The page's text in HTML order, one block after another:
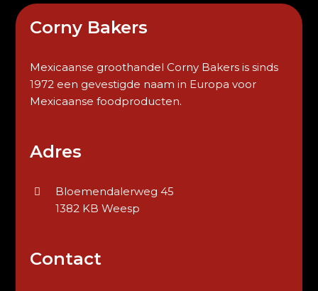
Corny Bakers
Mexicaanse groothandel Corny Bakers is sinds
1972 een gevestigde naam in Europa voor
Mexicaanse foodproducten.
Adres
Bloemendalerweg 45
1382 KB Weesp
Contact